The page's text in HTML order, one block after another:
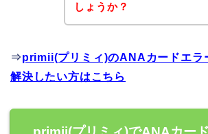
しょうか？
⇒primii(プリミィ)のANAカードエラ
解決したい方はこちら